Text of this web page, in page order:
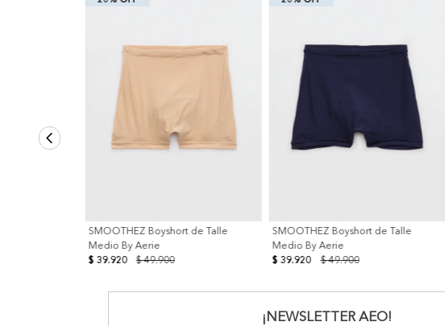
SMOOTHEZ Boyshort de Talle
Medio By Aerie
$ 49.900
$ 39.920
SMOOTHEZ Boyshort de Talle
Medio By Aerie
$ 49.900
$ 39.920
¡NEWSLETTER AEO!